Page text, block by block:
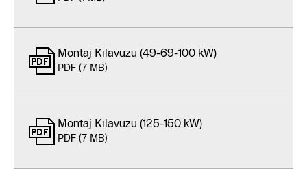
Montaj Kılavuzu (49-69-100 kW)
PDF (7 MB)
Montaj Kılavuzu (125-150 kW)
PDF (7 MB)